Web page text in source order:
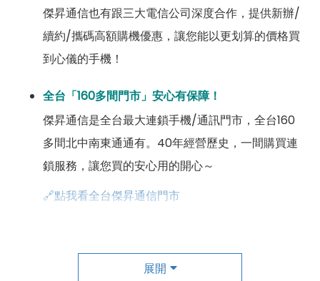
傑昇通信也有跟三大電信公司深度合作，提供新辦/
續約/攜碼高額購機優惠，讓您能以更划算的價格買
到心儀的手機！
全台「160多間門市」安心有保障！
傑昇通信是全台最大連鎖手機/通訊門市，全台160
多間北中南東通通有。40年經營歷史，一間購買連
鎖服務，讓您買的安心用的開心～
🔗點我看全台傑昇通信門市
傑昇尊榮會員除了可以「消費集點兌換商品」，每半
展開